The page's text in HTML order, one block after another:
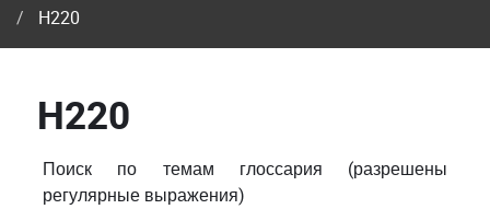
H220
H220
Поиск по темам глоссария (разрешены
регулярные выражения)